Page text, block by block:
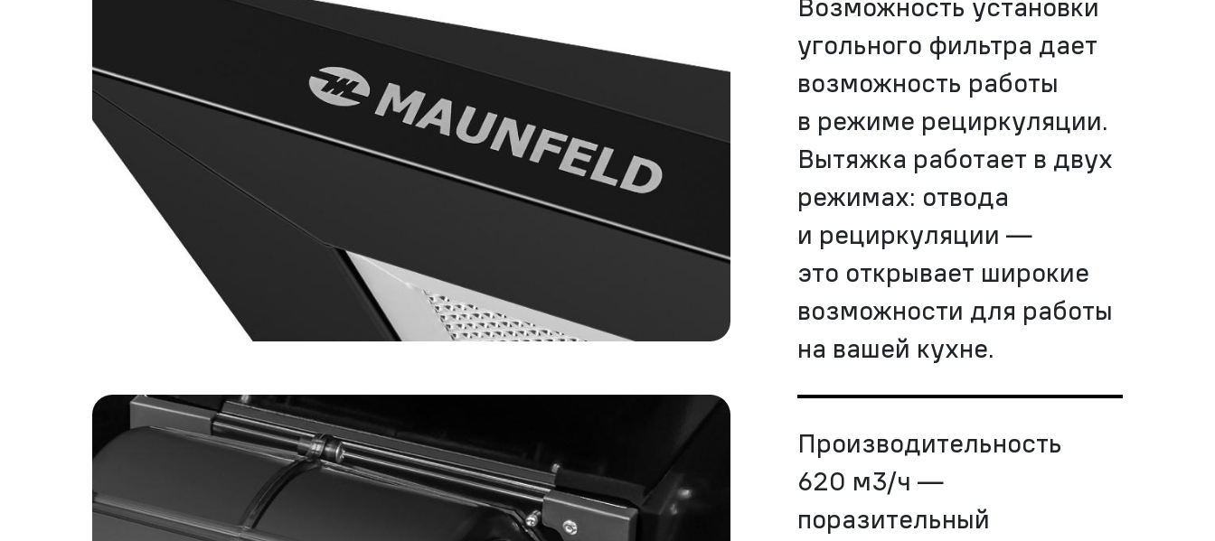
Возможность установки
угольного фильтра дает
возможность работы
в режиме рециркуляции.
Вытяжка работает в двух
режимах: отвода
и рециркуляции —
это открывает широкие
возможности для работы
на вашей кухне.
Производительность
620 м3/ч —
поразительный